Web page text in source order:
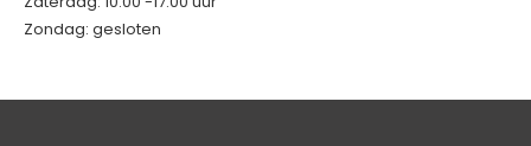
Zondag: gesloten